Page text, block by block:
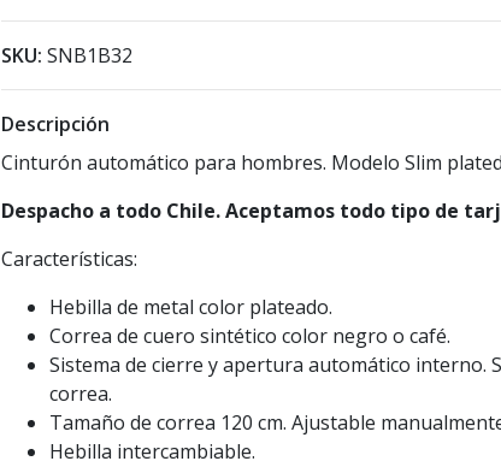
SKU: SNB1B32
Descripción
Cinturón automático para hombres. Modelo Slim
Despacho a todo Chile. Aceptamos todo tipo de
Características:
Hebilla de metal color plateado.
Correa de cuero sintético color negro o café.
Sistema de cierre y apertura automático interno.
correa.
Tamaño de correa 120 cm. Ajustable
Hebilla intercambiable.